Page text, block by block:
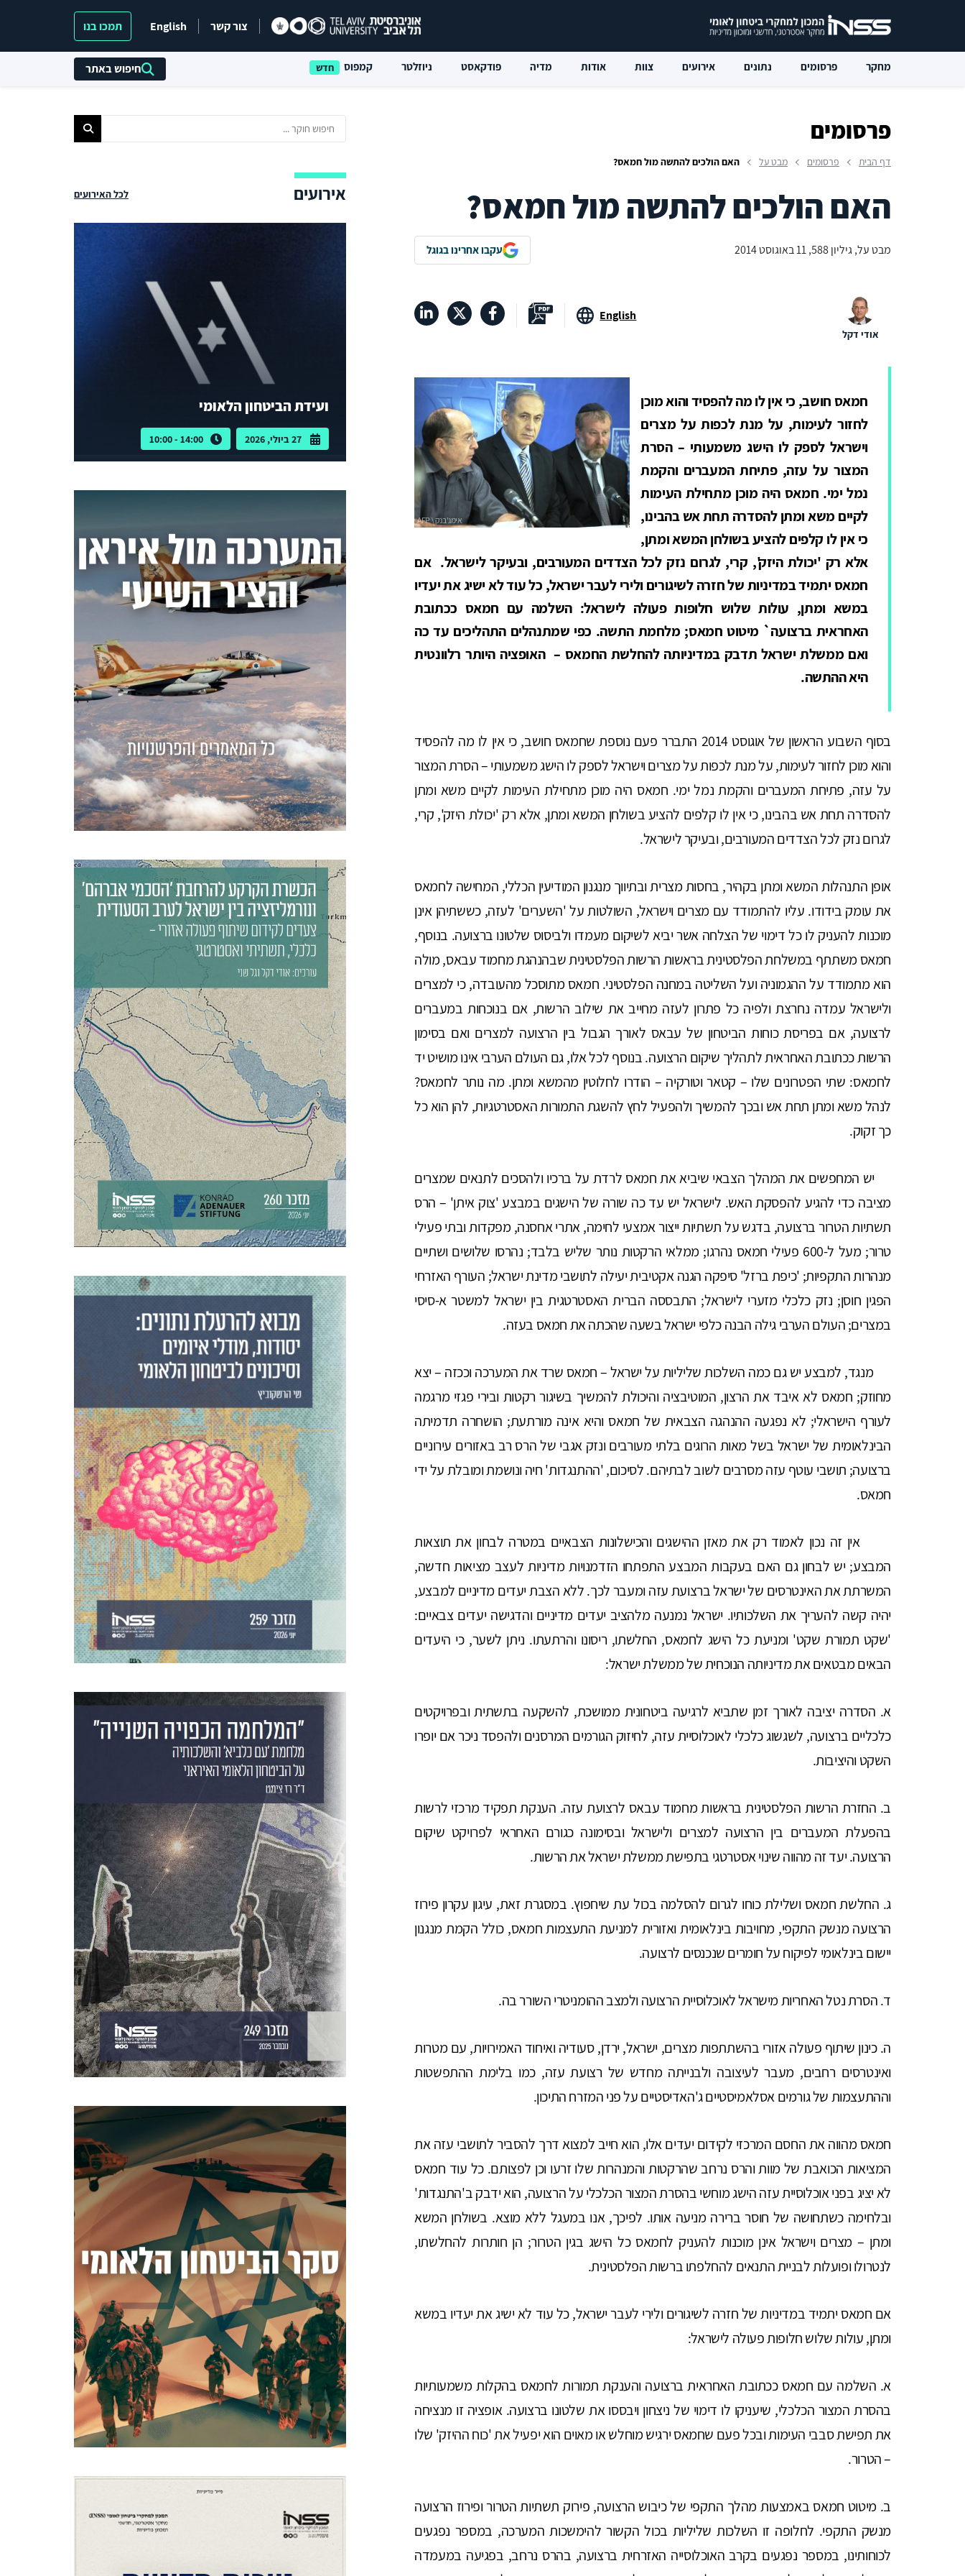
צור קשר English תמכו בנו
מחקר פרסומים נתונים אירועים צוות אודות מדיה פודקאסט ניוזלטר קמפוס חיפוש באתר
פרסומים
דף הבית פרסומים מבט על האם הולכים להתשה מול חמאס?
האם הולכים להתשה מול חמאס?
מבט על, גיליון 588, 11 באוגוסט 2014 עקבו אחרינו בגוגל
English
אודי דקל
חמאס חושב, כי אין לו מה להפסיד והוא מוכן
לחזור לעימות, על מנת לכפות על מצרים
וישראל לספק לו הישג משמעותי – הסרת
המצור על עזה, פתיחת המעברים והקמת
נמל ימי. חמאס היה מוכן מתחילת העימות
לקיים משא ומתן להסדרה תחת אש בהבינו,
כי אין לו קלפים להציע בשולחן המשא ומתן,
אלא רק 'יכולת היזק', קרי, לגרום נזק לכל הצדדים המעורבים, ובעיקר לישראל. אם
חמאס יתמיד במדיניות של חזרה לשיגורים ולירי לעבר ישראל, כל עוד לא ישיג את יעדיו
במשא ומתן, עולות שלוש חלופות פעולה לישראל: השלמה עם חמאס ככתובת
האחראית ברצועה` מיטוט חמאס; מלחמת התשה. כפי שמתנהלים התהליכים עד כה
ואם ממשלת ישראל תדבק במדיניותה להחלשת החמאס – האופציה היותר רלוונטית
היא ההתשה.
בסוף השבוע הראשון של אוגוסט 2014 התברר פעם נוספת שחמאס חושב, כי אין לו מה להפסיד
והוא מוכן לחזור לעימות, על מנת לכפות על מצרים וישראל לספק לו הישג משמעותי – הסרת המצור
על עזה, פתיחת המעברים והקמת נמל ימי. חמאס היה מוכן מתחילת העימות לקיים משא ומתן
להסדרה תחת אש בהבינו, כי אין לו קלפים להציע בשולחן המשא ומתן, אלא רק 'יכולת היזק', קרי,
לגרום נזק לכל הצדדים המעורבים, ובעיקר לישראל.
אופן התנהלות המשא ומתן בקהיר, בחסות מצרית ובתיווך מנגנון המודיעין הכללי, המחישה לחמאס
את עומק בידודו. עליו להתמודד עם מצרים וישראל, השולטות על 'השערים' לעזה, כששתיהן אינן
מוכנות להעניק לו כל דימוי של הצלחה אשר יביא לשיקום מעמדו ולביסוס שלטונו ברצועה. בנוסף,
חמאס משתתף במשלחת הפלסטינית בראשות הרשות הפלסטינית שבהנהגת מחמוד עבאס, מולה
הוא מתמודד על ההגמוניה ועל השליטה במחנה הפלסטיני. חמאס מתוסכל מהעובדה, כי למצרים
ולישראל עמדה נחרצת ולפיה כל פתרון לעזה מחייב את שילוב הרשות, אם בנוכחות במעברים
לרצועה, אם בפריסת כוחות הביטחון של עבאס לאורך הגבול בין הרצועה למצרים ואם בסימון
הרשות ככתובת האחראית לתהליך שיקום הרצועה. בנוסף לכל אלו, גם העולם הערבי אינו מושיט יד
לחמאס: שתי הפטרונים שלו – קטאר וטורקיה – הודרו לחלוטין מהמשא ומתן. מה נותר לחמאס?
לנהל משא ומתן תחת אש ובכך להמשיך ולהפעיל לחץ להשגת התמורות האסטרטגיות, להן הוא כל
כך זקוק.
יש המחפשים את המהלך הצבאי שיביא את חמאס לרדת על ברכיו ולהסכים לתנאים שמצרים
מציבה כדי להגיע להפסקת האש. לישראל יש עד כה שורה של הישגים במבצע 'צוק איתן' – הרס
תשתיות הטרור ברצועה, בדגש על תשתיות ייצור אמצעי לחימה, אתרי אחסנה, מפקדות ובתי פעילי
טרור; מעל ל-600 פעילי חמאס נהרגו; ממלאי הרקטות נותר שליש בלבד; נהרסו שלושים ושתיים
מנהרות התקפיות; 'כיפת ברזל' סיפקה הגנה אקטיבית יעילה לתושבי מדינת ישראל; העורף האזרחי
הפגין חוסן; נזק כלכלי מזערי לישראל; התבססה הברית האסטרטגית בין ישראל למשטר א-סיסי
במצרים; העולם הערבי גילה הבנה כלפי ישראל בשעה שהכתה את חמאס בעזה.
מנגד, למבצע יש גם כמה השלכות שליליות על ישראל – חמאס שרד את המערכה וככזה – יצא
מחוזק; חמאס לא איבד את הרצון, המוטיבציה והיכולת להמשיך בשיגור רקטות ובירי פגזי מרגמה
לעורף הישראלי; לא נפגעה ההנהגה הצבאית של חמאס והיא אינה מורתעת; הושחרה תדמיתה
הבינלאומית של ישראל בשל מאות הרוגים בלתי מעורבים ונזק אגבי של הרס רב באזורים עירוניים
ברצועה; תושבי עוטף עזה מסרבים לשוב לבתיהם. לסיכום, 'ההתנגדות' חיה ונושמת ומובלת על ידי
חמאס.
אין זה נכון לאמוד רק את מאזן ההישגים והכישלונות הצבאיים במטרה לבחון את תוצאות
המבצע; יש לבחון גם האם בעקבות המבצע התפתחו הזדמנויות מדיניות לעצב מציאות חדשה,
המשרתת את האינטרסים של ישראל ברצועת עזה ומעבר לכך. ללא הצבת יעדים מדיניים למבצע,
יהיה קשה להעריך את השלכותיו. ישראל נמנעה מלהציב יעדים מדיניים והדגישה יעדים צבאיים:
'שקט תמורת שקט' ומניעת כל הישג לחמאס, החלשתו, ריסונו והרתעתו. ניתן לשער, כי היעדים
הבאים מבטאים את מדיניותה הנוכחית של ממשלת ישראל:
א. הסדרה יציבה לאורך זמן שתביא לרגיעה ביטחונית ממושכת, להשקעה בתשתית ובפרויקטים
כלכליים ברצועה, לשגשוג כלכלי לאוכלוסיית עזה, לחיזוק הגורמים המרסנים ולהפסד ניכר אם יופרו
השקט והיציבות.
ב. החזרת הרשות הפלסטינית בראשות מחמוד עבאס לרצועת עזה. הענקת תפקיד מרכזי לרשות
בהפעלת המעברים בין הרצועה למצרים ולישראל ובסימונה כגורם האחראי לפרויקט שיקום
הרצועה. יעד זה מהווה שינוי אסטרטגי בתפישת ממשלת ישראל את הרשות.
ג. החלשת חמאס ושלילת כוחו לגרום להסלמה בכול עת שיחפוץ. במסגרת זאת, עיגון עקרון פירוז
הרצועה מנשק התקפי, מחויבות בינלאומית ואזורית למניעת התעצמות חמאס, כולל הקמת מנגנון
יישום בינלאומי לפיקוח על חומרים שנכנסים לרצועה.
ד. הסרת נטל האחריות מישראל לאוכלוסיית הרצועה ולמצב ההומניטרי השורר בה.
ה. כינון שיתוף פעולה אזורי בהשתתפות מצרים, ישראל, ירדן, סעודיה ואיחוד האמירויות, עם מטרות
ואינטרסים רחבים, מעבר לעיצובה ולבנייתה מחדש של רצועת עזה, כמו בלימת ההתפשטות
וההתעצמות של גורמים אסלאמיסטיים ג'האדיסטיים על פני המזרח התיכון.
חמאס מהווה את החסם המרכזי לקידום יעדים אלו, הוא חייב למצוא דרך להסביר לתושבי עזה את
המציאות הכואבת של מוות והרס נרחב שהרקטות והמנהרות שלו זרעו וכן לפצותם. כל עוד חמאס
לא יציג בפני אוכלוסיית עזה הישג מוחשי בהסרת המצור הכלכלי על הרצועה, הוא ידבק ב'התנגדות'
ובלחימה כשתחושה של חוסר ברירה מניעה אותו. לפיכך, אנו במעגל ללא מוצא. בשולחן המשא
ומתן – מצרים וישראל אינן מוכנות להעניק לחמאס כל הישג בגין הטרור; הן חותרות להחלשתו,
לנטרולו ופועלות לבניית התנאים להחלפתו ברשות הפלסטינית.
אם חמאס יתמיד במדיניות של חזרה לשיגורים ולירי לעבר ישראל, כל עוד לא ישיג את יעדיו במשא
ומתן, עולות שלוש חלופות פעולה לישראל:
א. השלמה עם חמאס ככתובת האחראית ברצועה והענקת תמורות לחמאס בהקלות משמעותיות
בהסרת המצור הכלכלי, שיעניקו לו דימוי של ניצחון ויבססו את שלטונו ברצועה. אופציה זו מנציחה
את תפישת סבבי העימות ובכל פעם שחמאס ירגיש מוחלש או מאוים הוא יפעיל את 'כוח ההיזק' שלו
– הטרור.
ב. מיטוט חמאס באמצעות מהלך התקפי של כיבוש הרצועה, פירוק תשתיות הטרור ופירוז הרצועה
מנשק התקפי. לחלופה זו השלכות שליליות בכול הקשור להימשכות המערכה, במספר נפגעים
לכוחותינו, במספר נפגעים בקרב האוכלוסייה האזרחית ברצועה, בהרס נרחב, בפגיעה במעמדה
אירועים לכל האירועים
ועידת הביטחון הלאומי
27 ביולי, 2026 14:00 - 10:00